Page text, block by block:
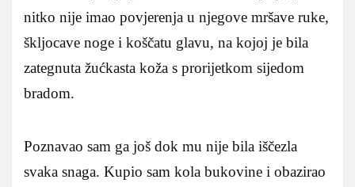
nitko nije imao povjerenja u njegove mršave ruke,
škljocave noge i koščatu glavu, na kojoj je bila
zategnuta žućkasta koža s prorijetkom sijedom
bradom.
Poznavao sam ga još dok mu nije bila iščezla
svaka snaga. Kupio sam kola bukovine i obazirao